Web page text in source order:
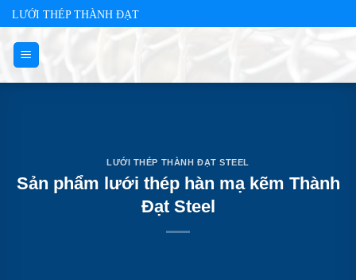
Skip
to
content
LƯỚI THÉP THÀNH ĐẠT
LƯỚI THÉP THÀNH ĐẠT STEEL
Sản phẩm lưới thép hàn mạ kẽm Thành
Đạt Steel